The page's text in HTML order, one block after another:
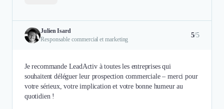
Julien Isard
Responsable commercial et marketing
5/5
Je recommande LeadActiv à toutes les entreprises qui
souhaitent déléguer leur prospection commerciale – merci pour
votre sérieux, votre implication et votre bonne humeur au
quotidien !